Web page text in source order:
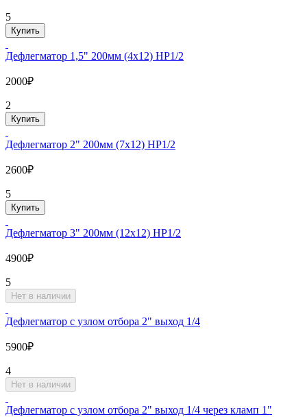
5
Купить
Дефлегматор 1,5" 200мм (4х12) НР1/2
2000₽
2
Купить
Дефлегматор 2" 200мм (7х12) НР1/2
2600₽
5
Купить
Дефлегматор 3" 200мм (12х12) НР1/2
4900₽
5
Нет в наличии
Дефлегматор с узлом отбора 2" выход 1/4
5900₽
4
Нет в наличии
Дефлегматор с узлом отбора 2" выход 1/4 через кламп 1"